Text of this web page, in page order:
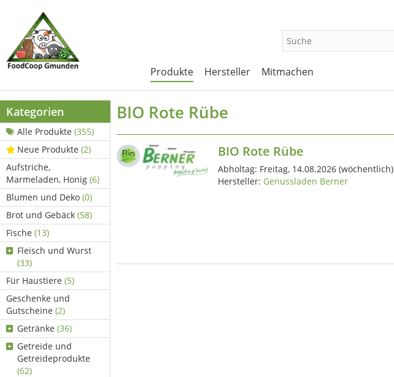
Produkte Hersteller Mitmachen
Kategorien
Alle Produkte (355)
Neue Produkte (2)
Aufstriche,
Marmeladen, Honig (6)
Blumen und Deko (0)
Brot und Gebäck (58)
Fische (13)
Fleisch und Wurst
(33)
Für Haustiere (5)
Geschenke und
Gutscheine (2)
Getränke (36)
Getreide und
Getreideprodukte
(62)
BIO Rote Rübe
BIO Rote Rübe
Abholtag: Freitag, 14.08.2026 (wöchentlich)
Hersteller: Genussladen Berner